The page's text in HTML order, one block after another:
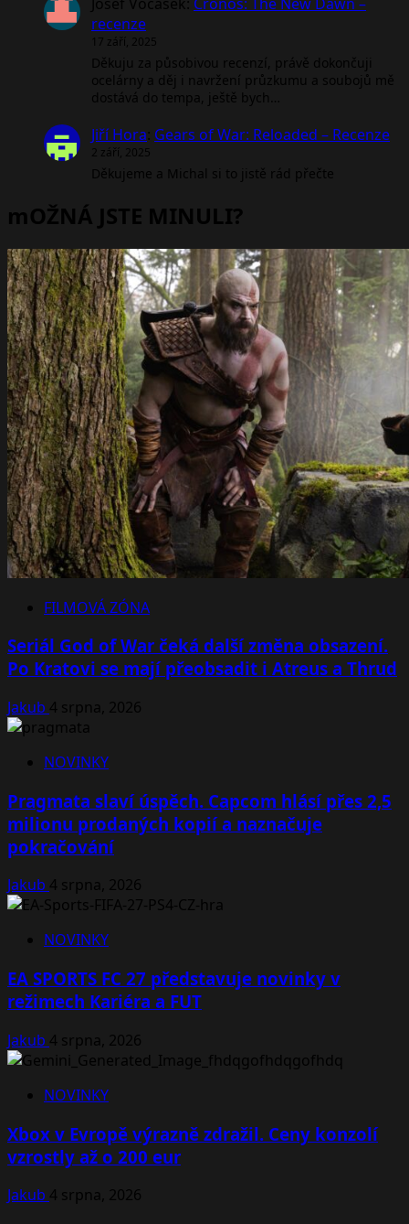
recenze
17 září, 2025
Děkuju za působivou recenzí, právě dokončuji
ocelárny a děj i navržení průzkumu a soubojů mě
dostává do tempa, ještě bych…
Jiří Hora: Gears of War: Reloaded – Recenze
2 září, 2025
Děkujeme a Michal si to jistě rád přečte
mOŽNÁ JSTE MINULI?
FILMOVÁ ZÓNA
Seriál God of War čeká další změna obsazení.
Po Kratovi se mají přeobsadit i Atreus a Thrud
Jakub 4 srpna, 2026
NOVINKY
Pragmata slaví úspěch. Capcom hlásí přes 2,5
milionu prodaných kopií a naznačuje
pokračování
Jakub 4 srpna, 2026
NOVINKY
EA SPORTS FC 27 představuje novinky v
režimech Kariéra a FUT
Jakub 4 srpna, 2026
NOVINKY
Xbox v Evropě výrazně zdražil. Ceny konzolí
vzrostly až o 200 eur
Jakub 4 srpna, 2026